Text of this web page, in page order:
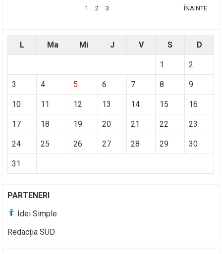
1 2 3 ÎNAINTE
L Ma Mi J V S D
1 2
3 4 5 6 7 8 9
10 11 12 13 14 15 16
17 18 19 20 21 22 23
24 25 26 27 28 29 30
31
PARTENERI
Idei Simple
Redacția SUD